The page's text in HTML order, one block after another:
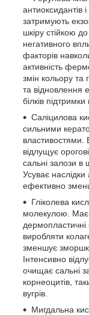
антиоксидантів
затримують
шкіру стійкою
негативного
факторів
активність
змін кольору та
та відновлення
білків підтримки
Саліцилова
сильними
властивостями.
відлущує
сальні залози в
Усуває
ефективно
Гліколева
молекулою. Має
дермопластичні
виробляти
зменшує
Інтенсивно
очищає сальні
корнеоцитів,
вугрів.
Мигдальна